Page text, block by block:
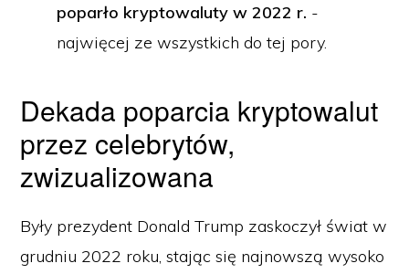
poparło kryptowaluty w 2022 r. -
najwięcej ze wszystkich do tej pory.
Dekada poparcia kryptowalut
przez celebrytów,
zwizualizowana
Były prezydent Donald Trump zaskoczył świat w
grudniu 2022 roku, stając się najnowszą wysoko